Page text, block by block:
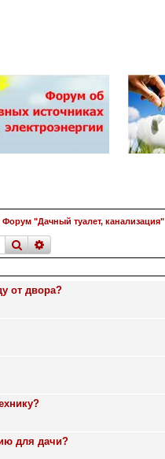
Форум "Дачный туалет, канализация"
поискрасширенный
от двора?
для дачи?